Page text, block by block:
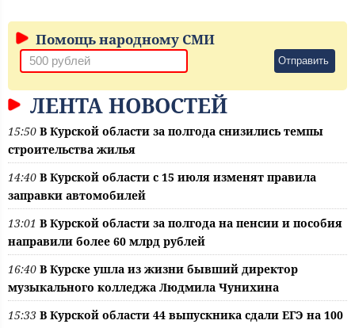
Помощь народному СМИ
Отправить
ЛЕНТА НОВОСТЕЙ
15:50 В Курской области за полгода снизились темпы
строительства жилья
14:40 В Курской области с 15 июля изменят правила
заправки автомобилей
13:01 В Курской области за полгода на пенсии и пособия
направили более 60 млрд рублей
16:40 В Курске ушла из жизни бывший директор
музыкального колледжа Людмила Чунихина
15:33 В Курской области 44 выпускника сдали ЕГЭ на 100